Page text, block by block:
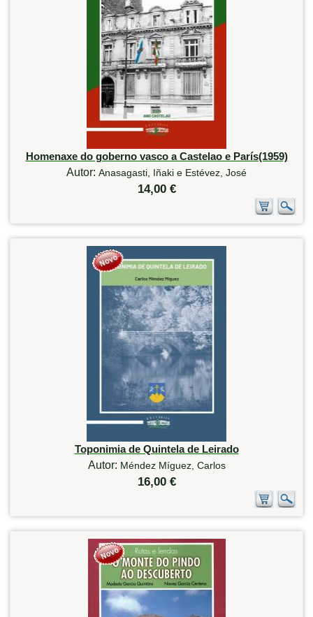
Homenaxe do goberno vasco a Castelao e París(1959)
Autor: Anasagasti, Iñaki e Estévez, José
14,00 €
Toponimia de Quintela de Leirado
Autor: Méndez Míguez, Carlos
16,00 €